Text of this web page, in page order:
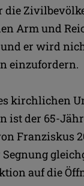
die
Arm und
er wird
einzufordern.
kirchlichen
ist der 65-
Franziskus
auf die